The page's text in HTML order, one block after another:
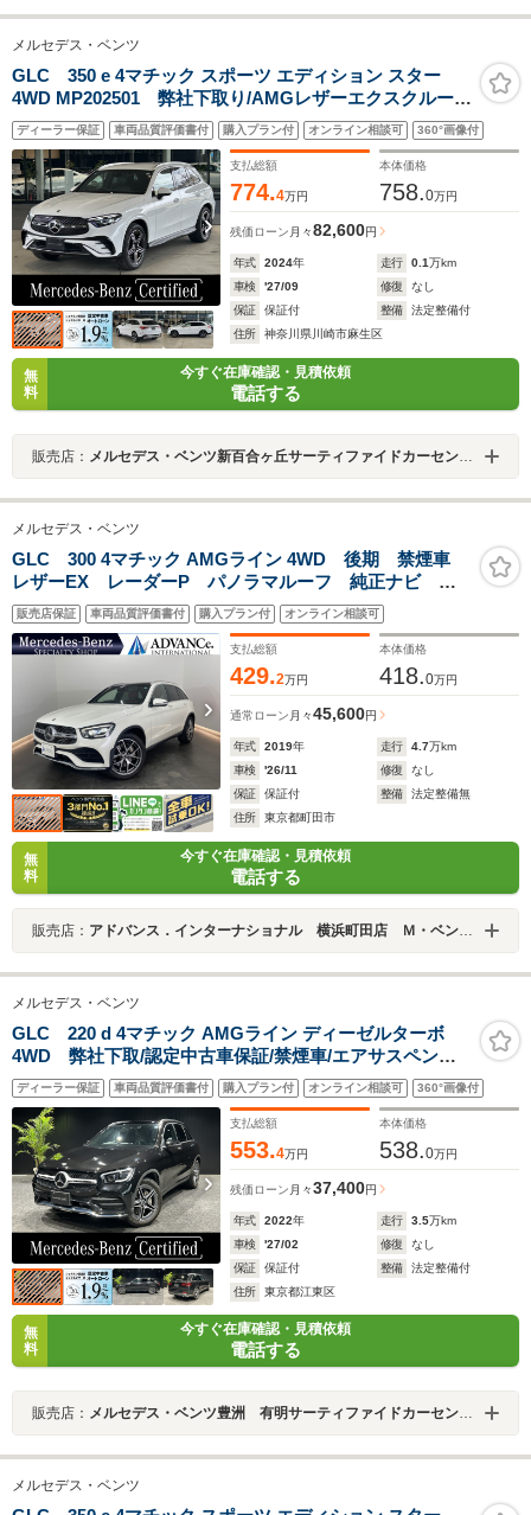
メルセデス・ベンツ
GLC 350 e 4マチック スポーツ エディション スター
4WD MP202501 弊社下取り/AMGレザーエクスクルーシ
ブP/本革シート/ヘッドアップディスプレイ/ブルメスター/
シートヒーター/電動シート(メモリ付)/アンビエントライ
ト(64色)/純正ドライブレコーダー(前後)/電動トランク
ディーラー保証 車両品質評価書付 購入プラン付 オンライン相談可 360°画像付
支払総額
774.4万円
本体価格
758.0万円
残価ローン 月々82,600円
年式 2024年 走行 0.1万km
車検
'27/09 修復
なし
保証
保証付 整備
法定整備付
住所
神奈川県川崎市麻生区
無
料
今すぐ在庫確認・見積依頼
電話する
販売店： メルセデス・ベンツ新百合ヶ丘サーティファイドカーセンター
メルセデス・ベンツ
GLC 300 4マチック AMGライン 4WD 後期 禁煙車
レザーEX レーダーP パノラマルーフ 純正ナビ 地
デジ 360カメラ 赤黒コンビレザー シートヒーター
LED DSRC Bluetooth ドラレコ HUD 電動リアゲ
ート ブルメスター キーレスGO 20AW
販売店保証 車両品質評価書付 購入プラン付 オンライン相談可
支払総額
429.2万円
本体価格
418.0万円
通常ローン 月々45,600円
年式 2019年 走行 4.7万km
車検
'26/11 修復
なし
保証
保証付 整備
法定整備無
住所
東京都町田市
無
料
今すぐ在庫確認・見積依頼
電話する
販売店： アドバンス．インターナショナル 横浜町田店 Ｍ・ベンツ専門店
メルセデス・ベンツ
GLC 220 d 4マチック AMGライン ディーゼルターボ
4WD 弊社下取/認定中古車保証/禁煙車/エアサスペンシ
ョン/リアエアコン/パノラミックスライディングルーフ/ア
ンビエントライト64色/Apple Car Play/シートヒータ
ー/360°カメラ/AMGスタイリングパッケージ/キーレスゴ
ー
ディーラー保証 車両品質評価書付 購入プラン付 オンライン相談可 360°画像付
支払総額
553.4万円
本体価格
538.0万円
残価ローン 月々37,400円
年式 2022年 走行 3.5万km
車検
'27/02 修復
なし
保証
保証付 整備
法定整備付
住所
東京都江東区
無
料
今すぐ在庫確認・見積依頼
電話する
販売店： メルセデス・ベンツ豊洲 有明サーティファイドカーセンター
メルセデス・ベンツ